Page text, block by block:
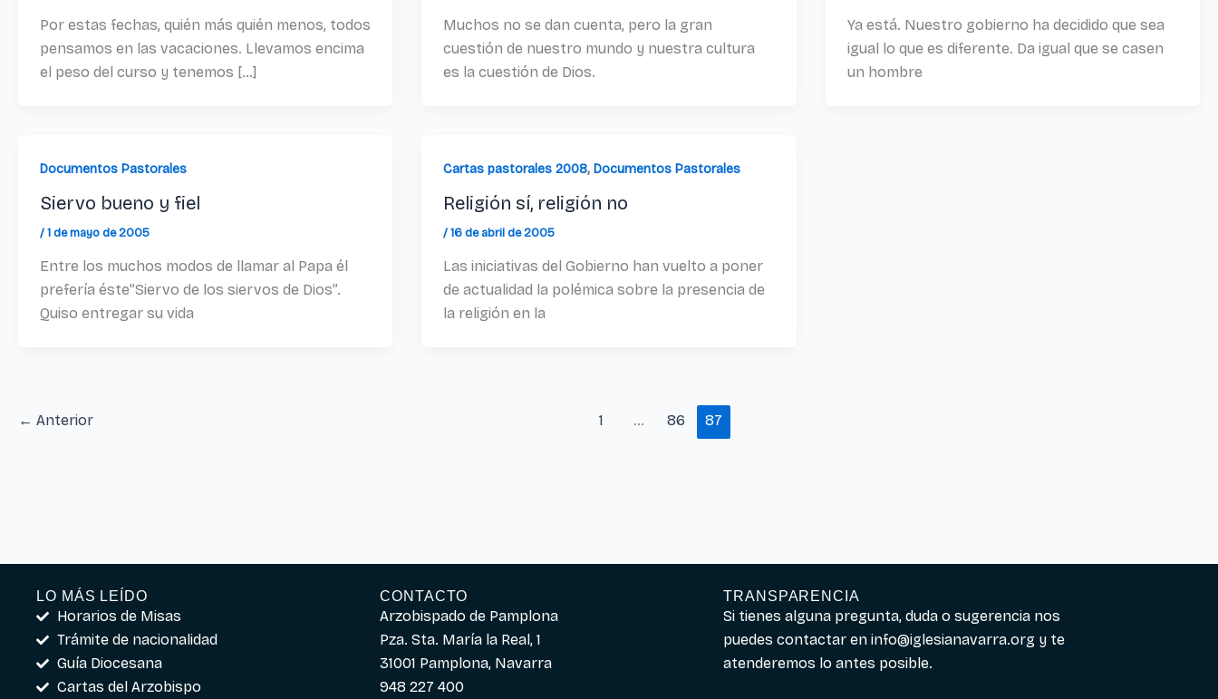
Por estas fechas, quién más quién menos, todos
pensamos en las vacaciones. Llevamos encima
el peso del curso y tenemos […]
Muchos no se dan cuenta, pero la gran
cuestión de nuestro mundo y nuestra cultura
es la cuestión de Dios.
Ya está. Nuestro gobierno ha decidido que sea
igual lo que es diferente. Da igual que se casen
un hombre
Documentos Pastorales
Siervo bueno y fiel
/1 de mayo de 2005
Entre los muchos modos de llamar al Papa él
prefería éste”Siervo de los siervos de Dios”.
Quiso entregar su vida
Cartas pastorales 2008,Documentos Pastorales
Religión sí, religión no
/16 de abril de 2005
Las iniciativas del Gobierno han vuelto a poner
de actualidad la polémica sobre la presencia de
la religión en la
← Anterior 1 … 86 87
LO MÁS LEÍDO
Horarios de Misas
Trámite de nacionalidad
Guía Diocesana
Cartas del Arzobispo
CONTACTO
Arzobispado de Pamplona
Pza. Sta. María la Real, 1
31001 Pamplona, Navarra
948 227 400
TRANSPARENCIA
Si tienes alguna pregunta, duda o sugerencia nos
puedes contactar eninfo@iglesianavarra.org y te
atenderemos lo antes posible.